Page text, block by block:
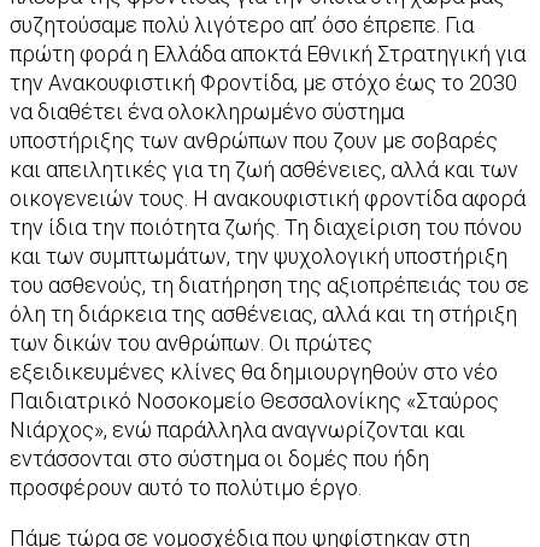
συζητούσαμε πολύ λιγότερο απ’ όσο έπρεπε. Για
πρώτη φορά η Ελλάδα αποκτά Εθνική Στρατηγική για
την Ανακουφιστική Φροντίδα, με στόχο έως το 2030
να διαθέτει ένα ολοκληρωμένο σύστημα
υποστήριξης των ανθρώπων που ζουν με σοβαρές
και απειλητικές για τη ζωή ασθένειες, αλλά και των
οικογενειών τους. Η ανακουφιστική φροντίδα αφορά
την ίδια την ποιότητα ζωής. Τη διαχείριση του πόνου
και των συμπτωμάτων, την ψυχολογική υποστήριξη
του ασθενούς, τη διατήρηση της αξιοπρέπειάς του σε
όλη τη διάρκεια της ασθένειας, αλλά και τη στήριξη
των δικών του ανθρώπων. Οι πρώτες
εξειδικευμένες κλίνες θα δημιουργηθούν στο νέο
Παιδιατρικό Νοσοκομείο Θεσσαλονίκης «Σταύρος
Νιάρχος», ενώ παράλληλα αναγνωρίζονται και
εντάσσονται στο σύστημα οι δομές που ήδη
προσφέρουν αυτό το πολύτιμο έργο.
Πάμε τώρα σε νομοσχέδια που ψηφίστηκαν στη